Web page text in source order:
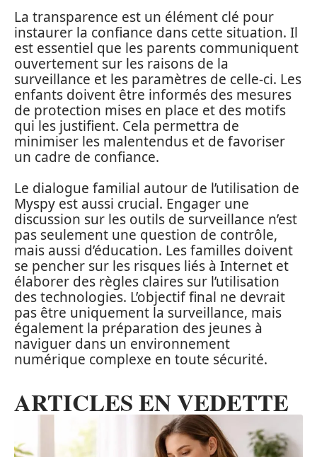
La transparence est un élément clé pour
instaurer la confiance dans cette situation. Il
est essentiel que les parents communiquent
ouvertement sur les raisons de la
surveillance et les paramètres de celle-ci. Les
enfants doivent être informés des mesures
de protection mises en place et des motifs
qui les justifient. Cela permettra de
minimiser les malentendus et de favoriser
un cadre de confiance.
Le dialogue familial autour de l’utilisation de
Myspy est aussi crucial. Engager une
discussion sur les outils de surveillance n’est
pas seulement une question de contrôle,
mais aussi d’éducation. Les familles doivent
se pencher sur les risques liés à Internet et
élaborer des règles claires sur l’utilisation
des technologies. L’objectif final ne devrait
pas être uniquement la surveillance, mais
également la préparation des jeunes à
naviguer dans un environnement
numérique complexe en toute sécurité.
ARTICLES EN VEDETTE